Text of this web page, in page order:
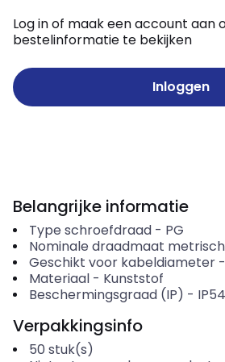
Log in of maak een account aan
bestelinformatie te bekijken
Inloggen
Belangrijke informatie
Type schroefdraad- PG
Nominale draadmaat
Geschikt voor kabeldiameter-
Materiaal- Kunststof
Beschermingsgraad (IP) - IP54
Verpakkingsinfo
50 stuk(s)